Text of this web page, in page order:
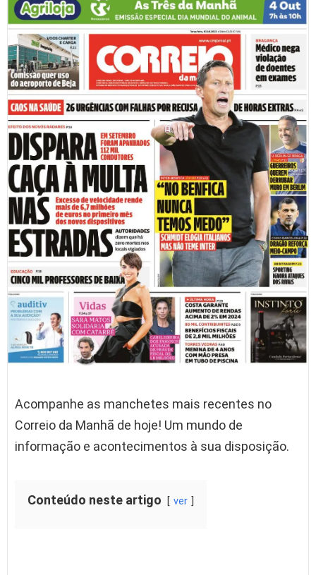
Acompanhe as manchetes mais recentes no
Correio da Manhã de hoje! Um mundo de
informação e acontecimentos à sua disposição.
Conteúdo neste artigo ver